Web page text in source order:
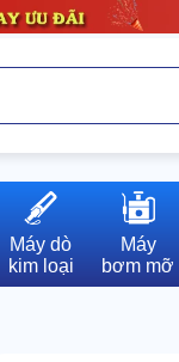
Máy dò
kim loại
Máy
bơm mỡ